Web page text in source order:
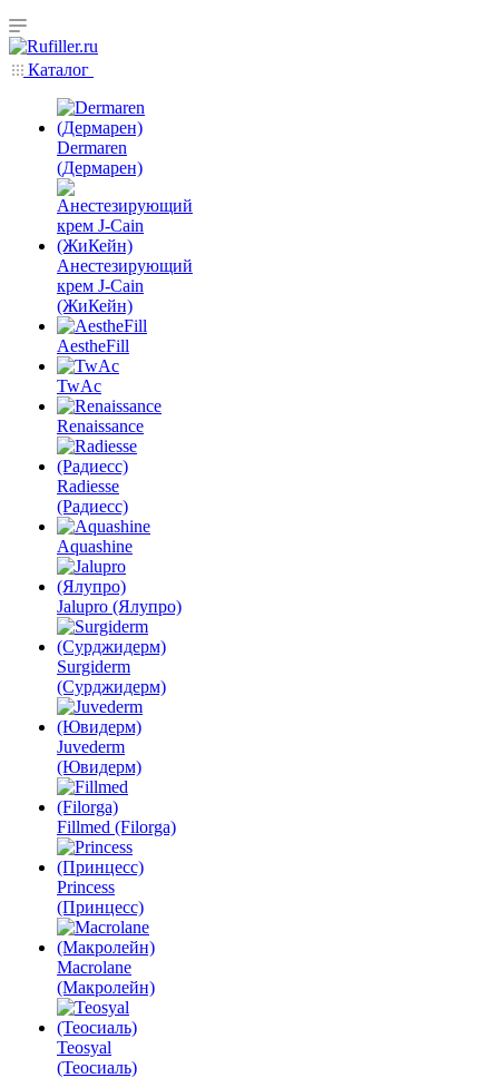
Каталог
Dermaren
(Дермарен)
Анестезирующий
крем J-Cain
(ЖиКейн)
AestheFill
TwAc
Renaissance
Radiesse
(Радиесс)
Aquashine
Jalupro (Ялупро)
Surgiderm
(Сурджидерм)
Juvederm
(Ювидерм)
Fillmed (Filorga)
Princess
(Принцесс)
Macrolane
(Макролейн)
Teosyal
(Теосиаль)